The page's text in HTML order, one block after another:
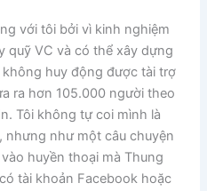
với tôi bởi vì kinh nghiệm
quỹ VC và có thể xây dựng
huy động được tài trợ
ra hơn 105.000 người theo
Tôi không tự coi mình là
nhưng như một câu chuyện
huyền thoại mà Thung
tài khoản Facebook hoặc